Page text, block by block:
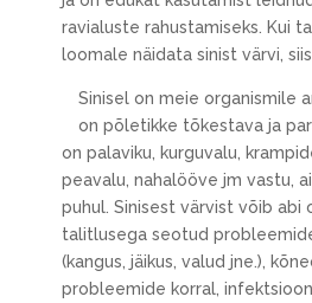
ravialuste rahustamiseks. Kui
loomale näidata sinist värvi,
Sinisel on meie organismile
on põletikke tõkestava ja
on palaviku, kurguvalu,
peavalu, nahalööve jm vastu,
puhul. Sinisest värvist võib abi
talitlusega seotud
(kangus, jäikus, valud jne.),
probleemide korral,